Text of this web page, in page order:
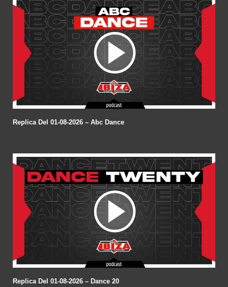
Replica Del 01-08-2026 – Abc Dance
Replica Del 01-08-2026 – Dance 20